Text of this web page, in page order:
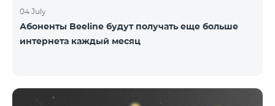
04 July
Абоненты Beeline будут получать еще больше
интернета каждый месяц